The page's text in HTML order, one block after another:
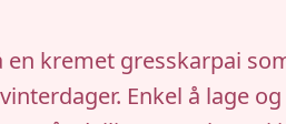
en kremet gresskarpai
Enkel å lage